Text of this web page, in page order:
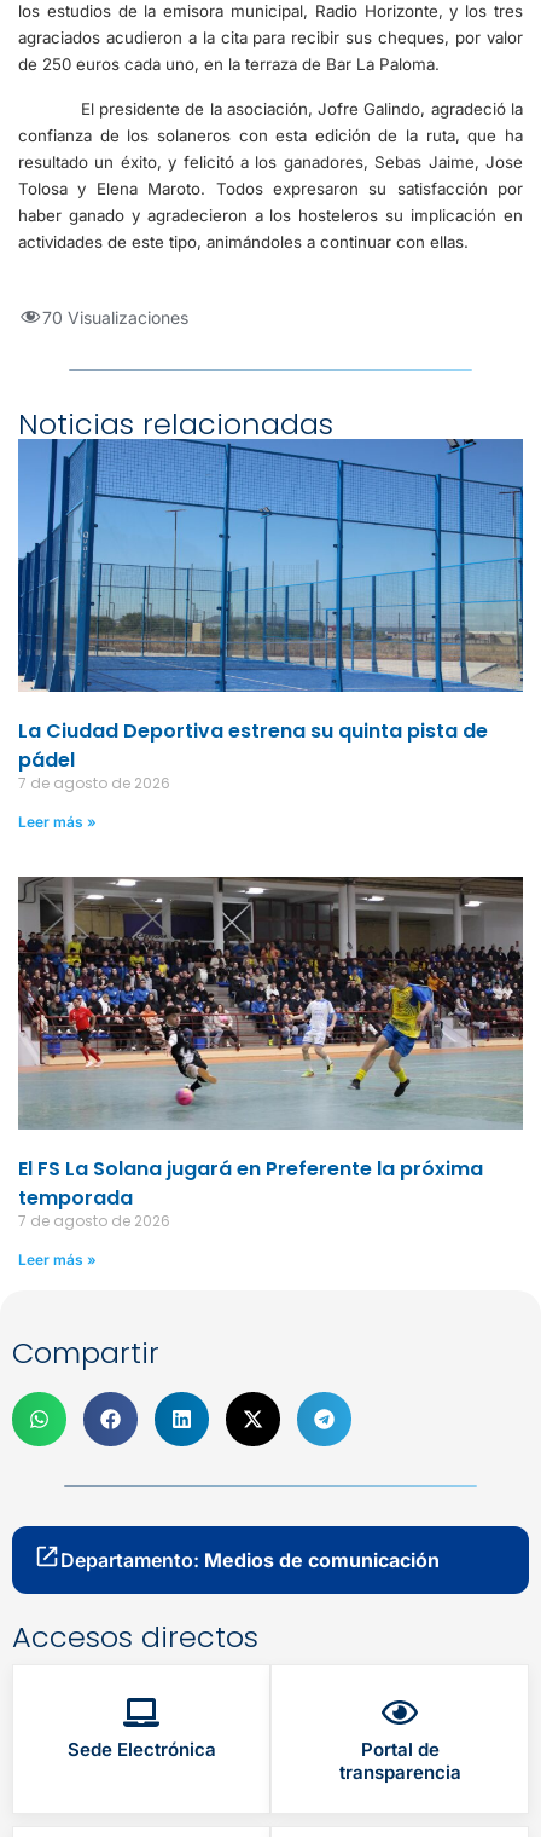
los estudios de la emisora municipal, Radio Horizonte, y los tres
agraciados acudieron a la cita para recibir sus cheques, por valor
de 250 euros cada uno, en la terraza de Bar La Paloma.
El presidente de la asociación, Jofre Galindo, agradeció la
confianza de los solaneros con esta edición de la ruta, que ha
resultado un éxito, y felicitó a los ganadores, Sebas Jaime, Jose
Tolosa y Elena Maroto. Todos expresaron su satisfacción por
haber ganado y agradecieron a los hosteleros su implicación en
actividades de este tipo, animándoles a continuar con ellas.
70 Visualizaciones
Noticias relacionadas
La Ciudad Deportiva estrena su quinta pista de
pádel
7 de agosto de 2026
Leer más »
El FS La Solana jugará en Preferente la próxima
temporada
7 de agosto de 2026
Leer más »
Compartir
Departamento: Medios de comunicación
Accesos directos
Sede Electrónica
Portal de
transparencia